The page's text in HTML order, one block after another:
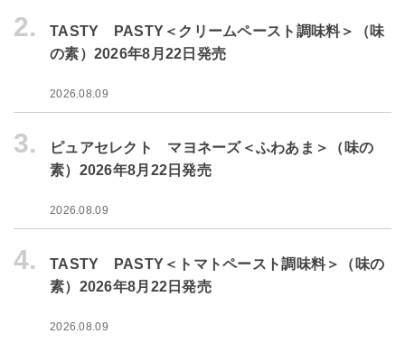
2.
TASTY PASTY＜クリームペースト調味料＞（味
の素）2026年8月22日発売
2026.08.09
3.
ピュアセレクト マヨネーズ＜ふわあま＞（味の
素）2026年8月22日発売
2026.08.09
4.
TASTY PASTY＜トマトペースト調味料＞（味の
素）2026年8月22日発売
2026.08.09